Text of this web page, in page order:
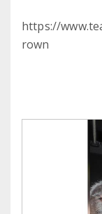
https://
rown